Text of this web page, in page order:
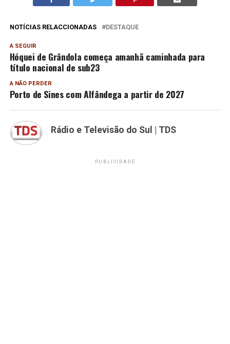
NOTÍCIAS RELACCIONADAS DESTAQUE
A SEGUIR
Hóquei de Grândola começa amanhã caminhada para
título nacional de sub23
A NÃO PERDER
Porto de Sines com Alfândega a partir de 2027
Rádio e Televisão do Sul | TDS
PUBLICIDADE